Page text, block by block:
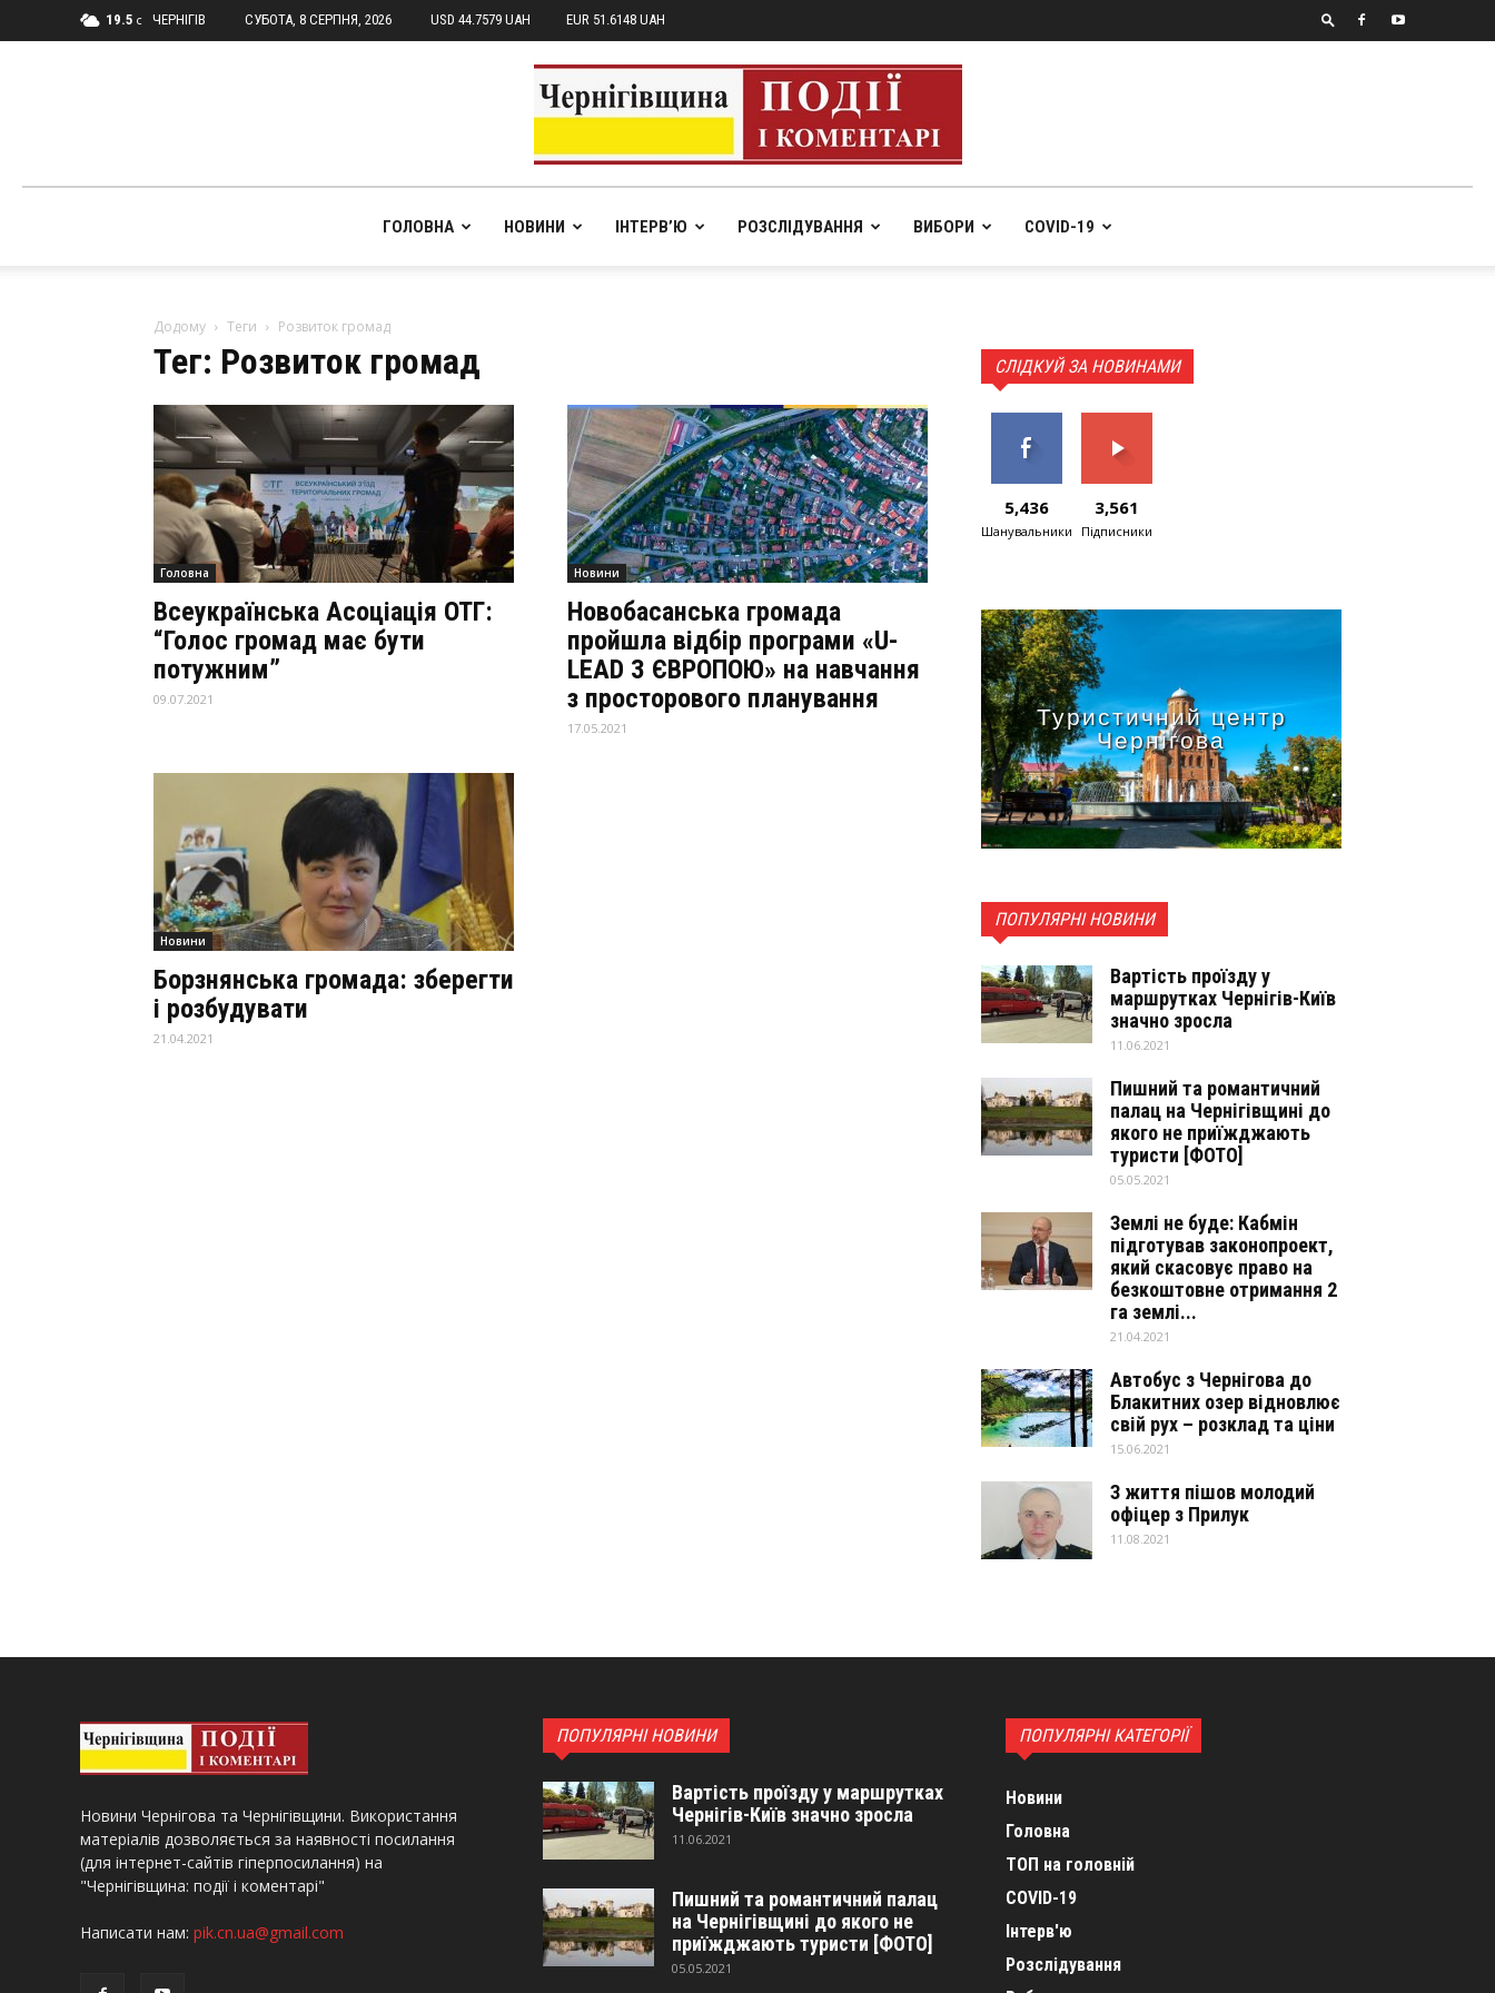
19.5 C ЧЕРНІГІВ СУБОТА, 8 СЕРПНЯ, 2026 USD 44.7579 UAH EUR 51.6148 UAH
pik.in.ua
ГОЛОВНА НОВИНИ ІНТЕРВ’Ю РОЗСЛІДУВАННЯ ВИБОРИ COVID-19
Додому Теги Розвиток громад
Тег: Розвиток громад
Головна
Всеукраїнська Асоціація ОТГ:
“Голос громад має бути
потужним”
09.07.2021
Новини
Новобасанська громада
пройшла відбір програми «U-
LEAD З ЄВРОПОЮ» на навчання
з просторового планування
17.05.2021
Новини
Борзнянська громада: зберегти
і розбудувати
21.04.2021
СЛІДКУЙ ЗА НОВИНАМИ
5,436
Шанувальники
3,561
Підписники
Туристичний центр
Чернігова
ПОПУЛЯРНІ НОВИНИ
Вартість проїзду у
маршрутках Чернігів-Київ
значно зросла
11.06.2021
Пишний та романтичний
палац на Чернігівщині до
якого не приїжджають
туристи [ФОТО]
05.05.2021
Землі не буде: Кабмін
підготував законопроект,
який скасовує право на
безкоштовне отримання 2
га землі...
21.04.2021
Автобус з Чернігова до
Блакитних озер відновлює
свій рух – розклад та ціни
15.06.2021
З життя пішов молодий
офіцер з Прилук
11.08.2021
Новини Чернігова та Чернігівщини. Використання
матеріалів дозволяється за наявності посилання
(для інтернет-сайтів гіперпосилання) на
"Чернігівщина: події і коментарі"
Написати нам: pik.cn.ua@gmail.com
ПОПУЛЯРНІ НОВИНИ
Вартість проїзду у маршрутках
Чернігів-Київ значно зросла
11.06.2021
Пишний та романтичний палац
на Чернігівщині до якого не
приїжджають туристи [ФОТО]
05.05.2021
ПОПУЛЯРНІ КАТЕГОРІЇ
Новини
Головна
ТОП на головній
COVID-19
Інтерв'ю
Розслідування